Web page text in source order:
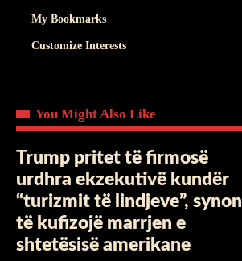
My Bookmarks
Customize Interests
You Might Also Like
Trump pritet të firmosë
urdhra ekzekutivë kundër
“turizmit të lindjeve”, synon
të kufizojë marrjen e
shtetësisë amerikane